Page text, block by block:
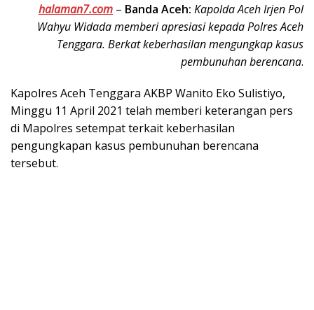
halaman7.com – Banda Aceh: Kapolda Aceh Irjen Pol
Wahyu Widada memberi apresiasi kepada Polres Aceh
Tenggara. Berkat keberhasilan mengungkap kasus
pembunuhan berencana.
Kapolres Aceh Tenggara AKBP Wanito Eko Sulistiyo,
Minggu 11 April 2021 telah memberi keterangan pers
di Mapolres setempat terkait keberhasilan
pengungkapan kasus pembunuhan berencana
tersebut.